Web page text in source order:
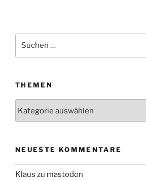
THEMEN
NEUESTE KOMMENTARE
Klaus zu mastodon